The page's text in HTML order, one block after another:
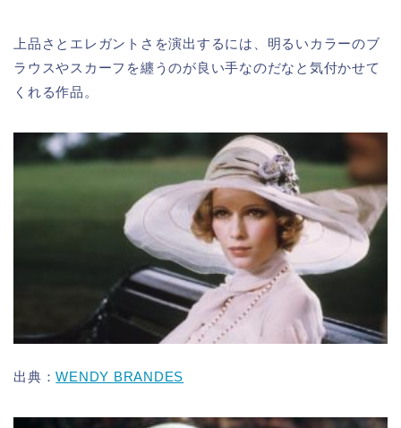
上品さとエレガントさを演出するには、明るいカラーのブ
ラウスやスカーフを纏うのが良い手なのだなと気付かせて
くれる作品。
出典：WENDY BRANDES